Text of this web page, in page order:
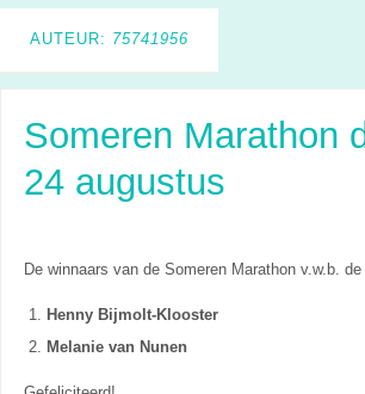
AUTEUR: 75741956
Someren Marathon
24 augustus
De winnaars van de Someren Marathon v.w.b.
Henny Bijmolt-Klooster
Melanie van Nunen